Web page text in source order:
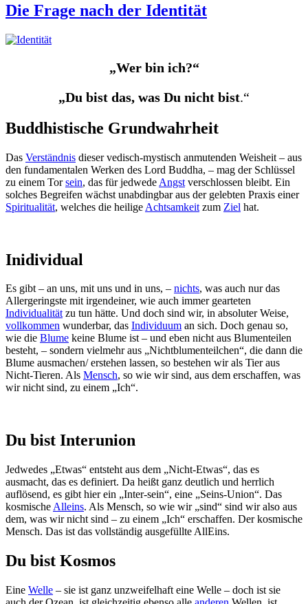
Die Frage nach der Identität
„Wer bin ich?“
„Du bist das, was Du nicht bist.“
Buddhistische Grundwahrheit
Das Verständnis dieser vedisch-mystisch anmutenden Weisheit – aus
den fundamentalen Werken des Lord Buddha, – mag der Schlüssel
zu einem Torsein, das für jedwede Angst verschlossen bleibt. Ein
solches Begreifen wächst unabdingbar aus der gelebten Praxis einer
Spiritualität, welches die heilige Achtsamkeit zum Ziel hat.
Inidividual
Es gibt – an uns, mit uns und in uns, – nichts, was auch nur das
Allergeringste mit irgendeiner, wie auch immer gearteten
Individualitätzu tun hätte. Und doch sind wir, in absoluter Weise,
vollkommen wunderbar, das Individuum an sich. Doch genau so,
wie die Blume keine Blume ist – und eben nicht aus Blumenteilen
besteht, – sondern vielmehr aus „Nichtblumenteilchen“, die dann die
Blume ausmachen/ erstehen lassen, so bestehen wir als Tier aus
Nicht-Tieren. Als Mensch, so wie wir sind, aus dem erschaffen, was
wir nicht sind, zu einem „Ich“.
Du bist Interunion
Jedwedes „Etwas“ entsteht aus dem „Nicht-Etwas“, das es
ausmacht, das es definiert. Da heißt ganz deutlich und herrlich
auflösend, es gibt hier ein „Inter-sein“, eine „Seins-Union“. Das
kosmische Alleins. Als Mensch, so wie wir „sind“ sind wir also aus
dem, was wir nicht sind – zu einem „Ich“ erschaffen. Der kosmische
Mensch. Das ist das vollständig ausgefüllte AllEins.
Du bist Kosmos
Eine Welle – sie ist ganz unzweifelhaft eine Welle – doch ist sie